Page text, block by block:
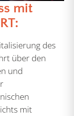
mit
des
über den
und
mit